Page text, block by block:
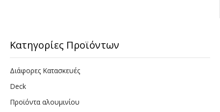
Κατηγορίες Προϊόντων
Διάφορες Κατασκευές
Deck
Προϊόντα αλουμινίου